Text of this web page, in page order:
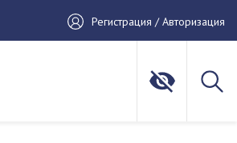
Регистрация / Авторизация